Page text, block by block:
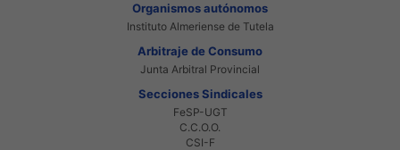
Organismos autónomos
Instituto Almeriense de Tutela
Arbitraje de Consumo
Junta Arbitral Provincial
Secciones Sindicales
FeSP-UGT
C.C.O.O.
CSI-F